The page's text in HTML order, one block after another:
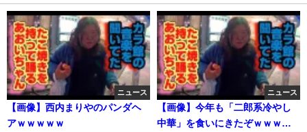
ニュース
【画像】西内まりやのパンダヘ
アｗｗｗｗｗ
ニュース
【画像】今年も「二郎系冷やし
中華」を食いにきたぞｗｗｗｗ